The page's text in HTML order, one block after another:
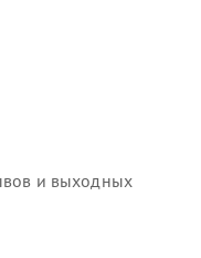
и выходных